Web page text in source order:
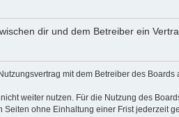
dir und dem Betreiber ein
mit dem Betreiber des
weiter nutzen. Für die Nutzung des
ohne Einhaltung einer Frist jederzeit